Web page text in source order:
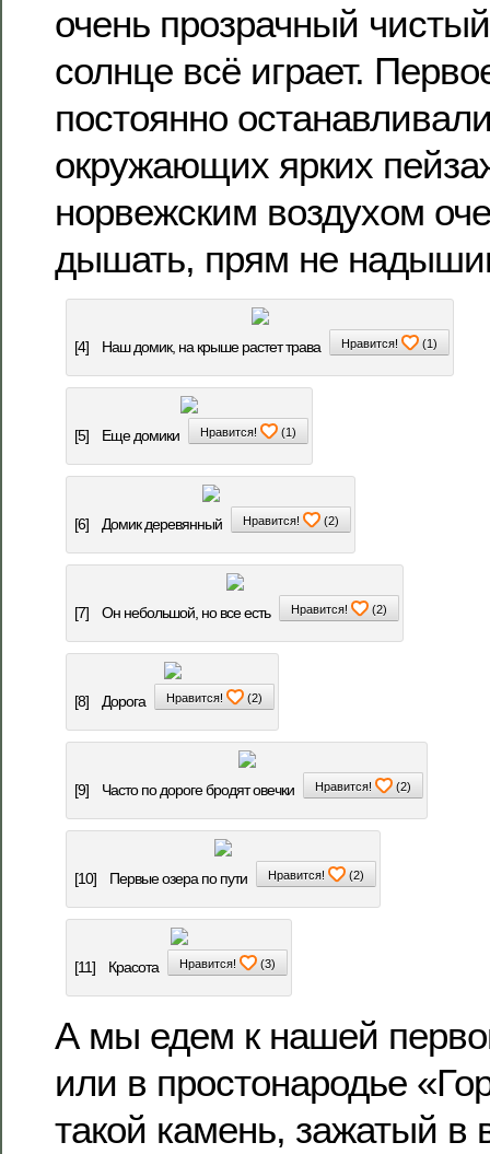
очень прозрачный
солнце всё играет.
постоянно
окружающих ярких
норвежским воздухом
дышать, прям не
[4] Наш домик, на крыше растет трава Нравится! (1)
[5] Еще домики Нравится! (1)
[6] Домик деревянный Нравится! (2)
[7] Он небольшой, но все есть Нравится! (2)
[8] Дорога Нравится! (2)
[9] Часто по дороге бродят овечки Нравится! (2)
[10] Первые озера по пути Нравится! (2)
[11] Красота Нравится! (3)
А мы едем к нашей
или в простонародье
такой камень, зажатый в